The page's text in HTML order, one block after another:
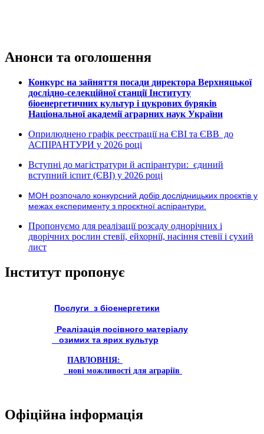
Анонси та оголошення
Конкурс на зайняття посади директора Верхняцької
дослідно-селекційної станції Інституту
біоенергетичних культур і цукрових буряків
Національної академії аграрних наук України
Оприлюднено графік реєстрації на ЄВІ та ЄВВ до
АСПІРАНТУРИ у 2026 році
Вступні до магістратури й аспірантури: єдиний
вступний іспит (ЄВІ) у 2026 році
МОН розпочало конкурсний добір дослідницьких проєктів у
межах експерименту з проєктної аспірантури.
Пропонуємо для реалізації розсаду однорічних і
дворічних рослин стевії, ейхорнії, насіння стевії і сухий
лист
Інститут пропонує
Послуги з біоенергетики
Реалізація посівного матеріалу
озимих та ярих культур
ПАВЛОВНІЯ:
нові можливості для аграріїв
Офіційна інформація